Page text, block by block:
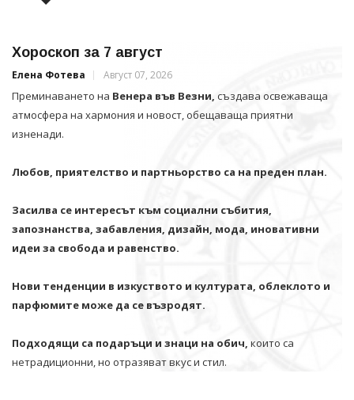
Хороскоп за 7 август
Елена Фотева Август 07, 2026
Преминаването на Венера във Везни, създава освежаваща
атмосфера на хармония и новост, обещаваща приятни
изненади.
Любов, приятелство и партньорство са на преден план.
Засилва се интересът към социални събития,
запознанства, забавления, дизайн, мода, иновативни
идеи за свобода и равенство.
Нови тенденции в изкуството и културата, облеклото и
парфюмите може да се възродят.
Подходящи са подаръци и знаци на обич, които са
нетрадиционни, но отразяват вкус и стил.